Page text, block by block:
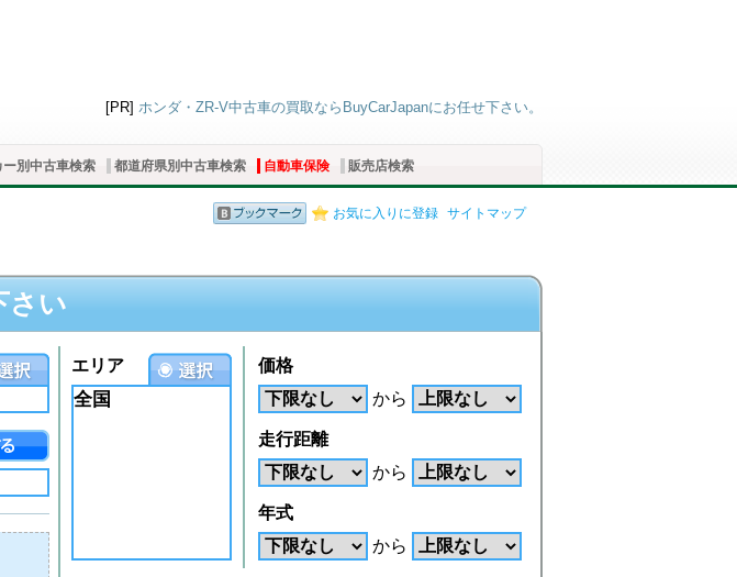
[PR] ホンダ・ZR-V中古車の買取ならBuyCarJapanにお任せ下さい。
ー別中古車検索 都道府県別中古車検索 自動車保険 販売店検索
お気に入りに登録 サイトマップ
さい
エリア
全国
価格
から
走行距離
から
年式
から